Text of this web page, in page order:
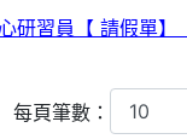
研習員【 請假單】
每頁筆數：